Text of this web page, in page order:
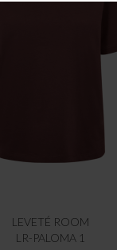
LEVETÉ ROOM
LR-PALOMA 1